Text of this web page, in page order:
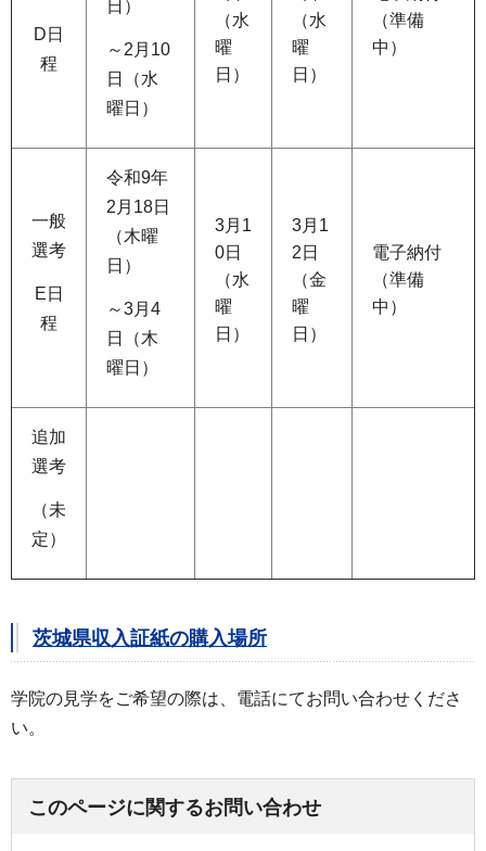
D日
程
日）
～2月10
日（水
曜日）
（水
曜
日）
（水
曜
日）
（準備
中）
一般
選考
E日
程
令和9年
2月18日
（木曜
日）
～3月4
日（木
曜日）
3月1
0日
（水
曜
日）
3月1
2日
（金
曜
日）
電子納付
（準備
中）
追加
選考
（未
定）
茨城県収入証紙の購入場所
学院の見学をご希望の際は、電話にてお問い合わせくださ
い。
このページに関するお問い合わせ